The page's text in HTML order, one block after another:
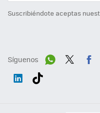
Suscribiéndote aceptas
Síguenos